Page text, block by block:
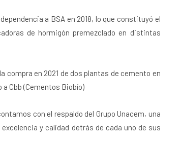
a BSA en 2018, lo que constituyó el
de hormigón premezclado en distintas
compra en 2021 de dos plantas de cemento en
a Cbb (Cementos Biobío)
con el respaldo del Grupo Unacem, una
y calidad detrás de cada uno de sus